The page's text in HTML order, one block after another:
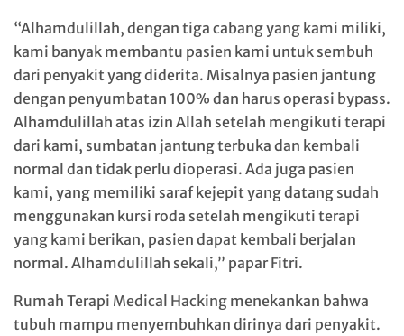
“Alhamdulillah, dengan tiga cabang yang kami miliki,
kami banyak membantu pasien kami untuk sembuh
dari penyakit yang diderita. Misalnya pasien jantung
dengan penyumbatan 100% dan harus operasi bypass.
Alhamdulillah atas izin Allah setelah mengikuti terapi
dari kami, sumbatan jantung terbuka dan kembali
normal dan tidak perlu dioperasi. Ada juga pasien
kami, yang memiliki saraf kejepit yang datang sudah
menggunakan kursi roda setelah mengikuti terapi
yang kami berikan, pasien dapat kembali berjalan
normal. Alhamdulillah sekali,” papar Fitri.
Rumah Terapi Medical Hacking menekankan bahwa
tubuh mampu menyembuhkan dirinya dari penyakit.